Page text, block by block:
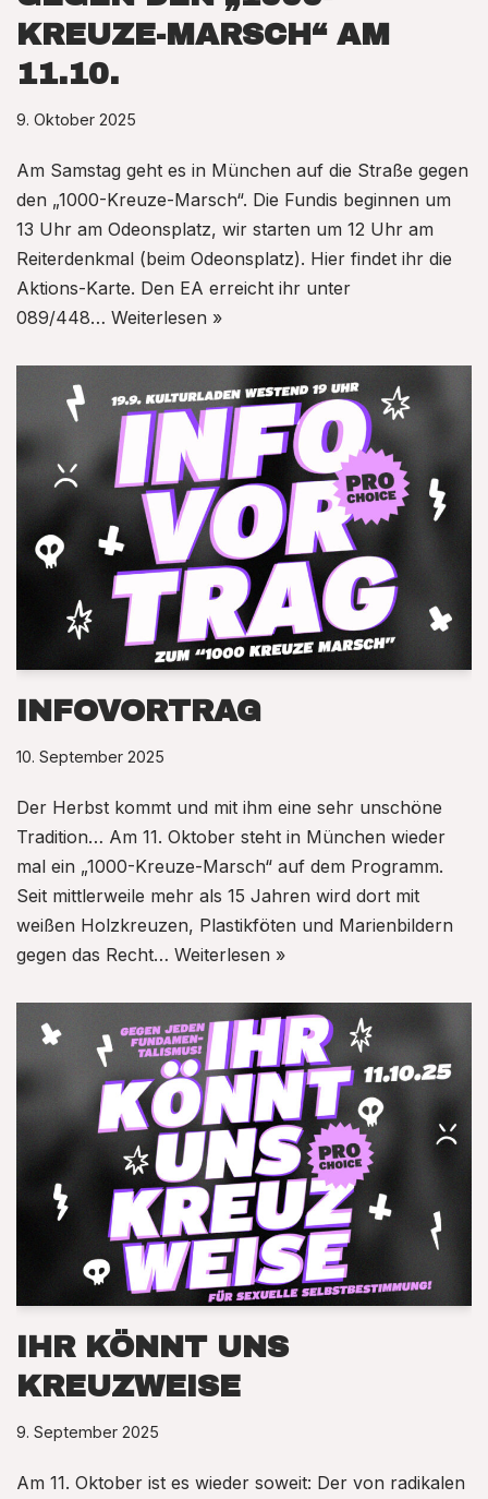
KREUZE-MARSCH“ AM
11.10.
9. Oktober 2025
Am Samstag geht es in München auf die Straße gegen
den „1000-Kreuze-Marsch“. Die Fundis beginnen um
13 Uhr am Odeonsplatz, wir starten um 12 Uhr am
Reiterdenkmal (beim Odeonsplatz). Hier findet ihr die
Aktions-Karte. Den EA erreicht ihr unter
089/448… Weiterlesen »
INFOVORTRAG
10. September 2025
Der Herbst kommt und mit ihm eine sehr unschöne
Tradition… Am 11. Oktober steht in München wieder
mal ein „1000-Kreuze-Marsch“ auf dem Programm.
Seit mittlerweile mehr als 15 Jahren wird dort mit
weißen Holzkreuzen, Plastikföten und Marienbildern
gegen das Recht… Weiterlesen »
IHR KÖNNT UNS
KREUZWEISE
9. September 2025
Am 11. Oktober ist es wieder soweit: Der von radikalen